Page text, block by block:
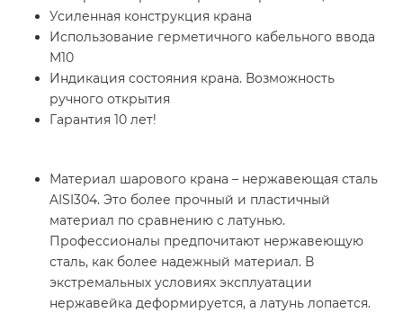
Усиленная конструкция крана
Использование герметичного кабельного ввода
M10
Индикация состояния крана. Возможность
ручного открытия
Гарантия 10 лет!
Материал шарового крана – нержавеющая сталь
AISI304. Это более прочный и пластичный
материал по сравнению с латунью.
Профессионалы предпочитают нержавеющую
сталь, как более надежный материал. В
экстремальных условиях эксплуатации
нержавейка деформируется, а латунь лопается.